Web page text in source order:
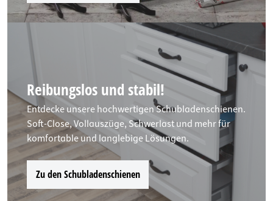
Reibungslos und stabil!
Entdecke unsere hochwertigen Schubladenschienen.
Soft-Close, Vollauszüge, Schwerlast und mehr für
komfortable und langlebige Lösungen.
Zu den Schubladenschienen